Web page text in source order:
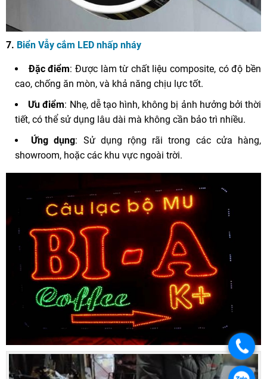
7. Biển Vẫy cắm LED nhấp nháy
Đặc điểm: Được làm từ chất liệu composite, có độ bền
cao, chống ăn mòn, và khả năng chịu lực tốt.
Ưu điểm: Nhẹ, dễ tạo hình, không bị ảnh hưởng bởi thời
tiết, có thể sử dụng lâu dài mà không cần bảo trì nhiều.
Ứng dụng: Sử dụng rộng rãi trong các cửa hàng,
showroom, hoặc các khu vực ngoài trời.